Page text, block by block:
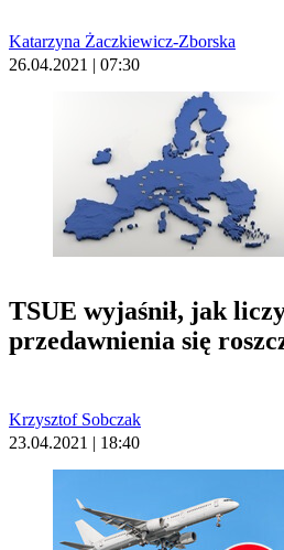
Katarzyna Żaczkiewicz-Zborska
26.04.2021 | 07:30
TSUE wyjaśnił, jak
przedawnienia się
Krzysztof Sobczak
23.04.2021 | 18:40